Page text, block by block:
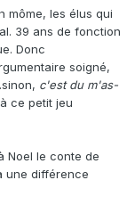
môme, les élus qui
39 ans de fonction
Donc
soigné,
c'est du m'as-
ce petit jeu
Noel le conte de
une différence